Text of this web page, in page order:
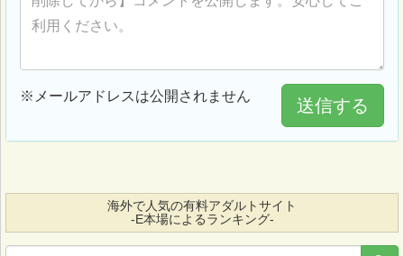
※メールアドレスは公開されません 送信する
海外で人気の有料アダルトサイト
-E本場によるランキング-